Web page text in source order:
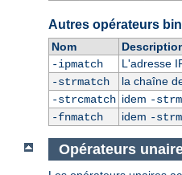
Autres opérateurs
Nom
-ipmatch
L'adresse
-strmatch
la chaîne
-strcmatch idem -
-fnmatch
idem -
Opérateurs